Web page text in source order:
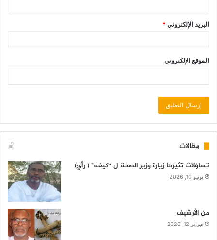
البريد الإلكتروني*
الموقع الإلكتروني
مقالات
تساؤلات تثيرها زيارة وزير الصحة ل “كيفه” ( رأي)
يونيو 10, 2026
من الأرشيف
فبراير 12, 2026